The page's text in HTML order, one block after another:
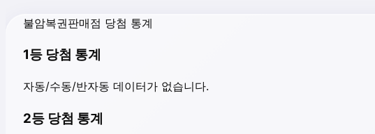
불암복권판매점 당첨 통계
1등 당첨 통계
자동/수동/반자동 데이터가 없습니다.
2등 당첨 통계